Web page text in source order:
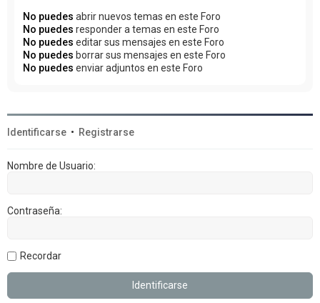
No puedes abrir nuevos temas en este Foro
No puedes responder a temas en este Foro
No puedes editar sus mensajes en este Foro
No puedes borrar sus mensajes en este Foro
No puedes enviar adjuntos en este Foro
Identificarse • Registrarse
Nombre de Usuario:
Contraseña:
Recordar